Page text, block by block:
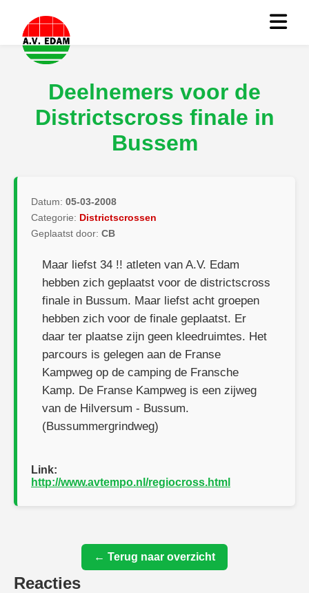
Deelnemers voor de
Districtscross finale in
Bussem
Datum: 05-03-2008
Categorie: Districtscrossen
Geplaatst door: CB
Maar liefst 34 !! atleten van A.V. Edam
hebben zich geplaatst voor de districtscross
finale in Bussum. Maar liefst acht groepen
hebben zich voor de finale geplaatst. Er
daar ter plaatse zijn geen kleedruimtes. Het
parcours is gelegen aan de Franse
Kampweg op de camping de Fransche
Kamp. De Franse Kampweg is een zijweg
van de Hilversum - Bussum.
(Bussummergrindweg)
Link:
http://www.avtempo.nl/regiocross.html
← Terug naar overzicht
Reacties